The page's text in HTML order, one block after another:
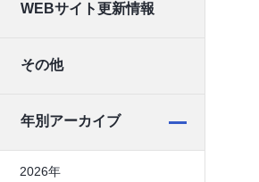
WEBサイト更新情報
その他
年別アーカイブ
2026年